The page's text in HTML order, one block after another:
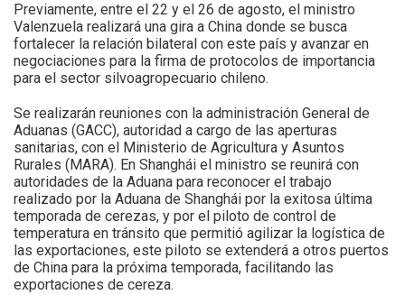
Previamente, entre el 22 y el 26 de agosto, el ministro
Valenzuela realizará una gira a China donde se busca
fortalecer la relación bilateral con este país y avanzar en
negociaciones para la firma de protocolos de importancia
para el sector silvoagropecuario chileno.
Se realizarán reuniones con la administración General de
Aduanas (GACC), autoridad a cargo de las aperturas
sanitarias, con el Ministerio de Agricultura y Asuntos
Rurales (MARA). En Shanghái el ministro se reunirá con
autoridades de la Aduana para reconocer el trabajo
realizado por la Aduana de Shanghái por la exitosa última
temporada de cerezas, y por el piloto de control de
temperatura en tránsito que permitió agilizar la logística de
las exportaciones, este piloto se extenderá a otros puertos
de China para la próxima temporada, facilitando las
exportaciones de cereza.